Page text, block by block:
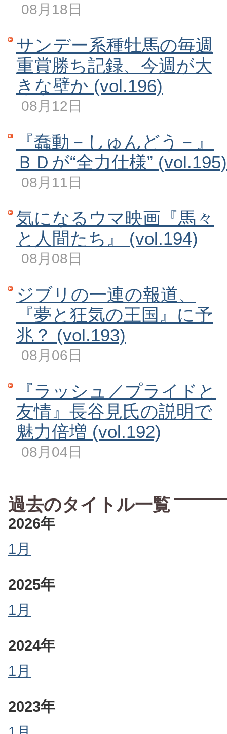
08月18日
サンデー系種牡馬の毎週
重賞勝ち記録、今週が大
きな壁か (vol.196)
08月12日
『蠢動－しゅんどう－』
ＢＤが“全力仕様” (vol.195)
08月11日
気になるウマ映画『馬々
と人間たち』 (vol.194)
08月08日
ジブリの一連の報道、
『夢と狂気の王国』に予
兆？ (vol.193)
08月06日
『ラッシュ／プライドと
友情』長谷見氏の説明で
魅力倍増 (vol.192)
08月04日
過去のタイトル一覧
2026年
1月
2025年
1月
2024年
1月
2023年